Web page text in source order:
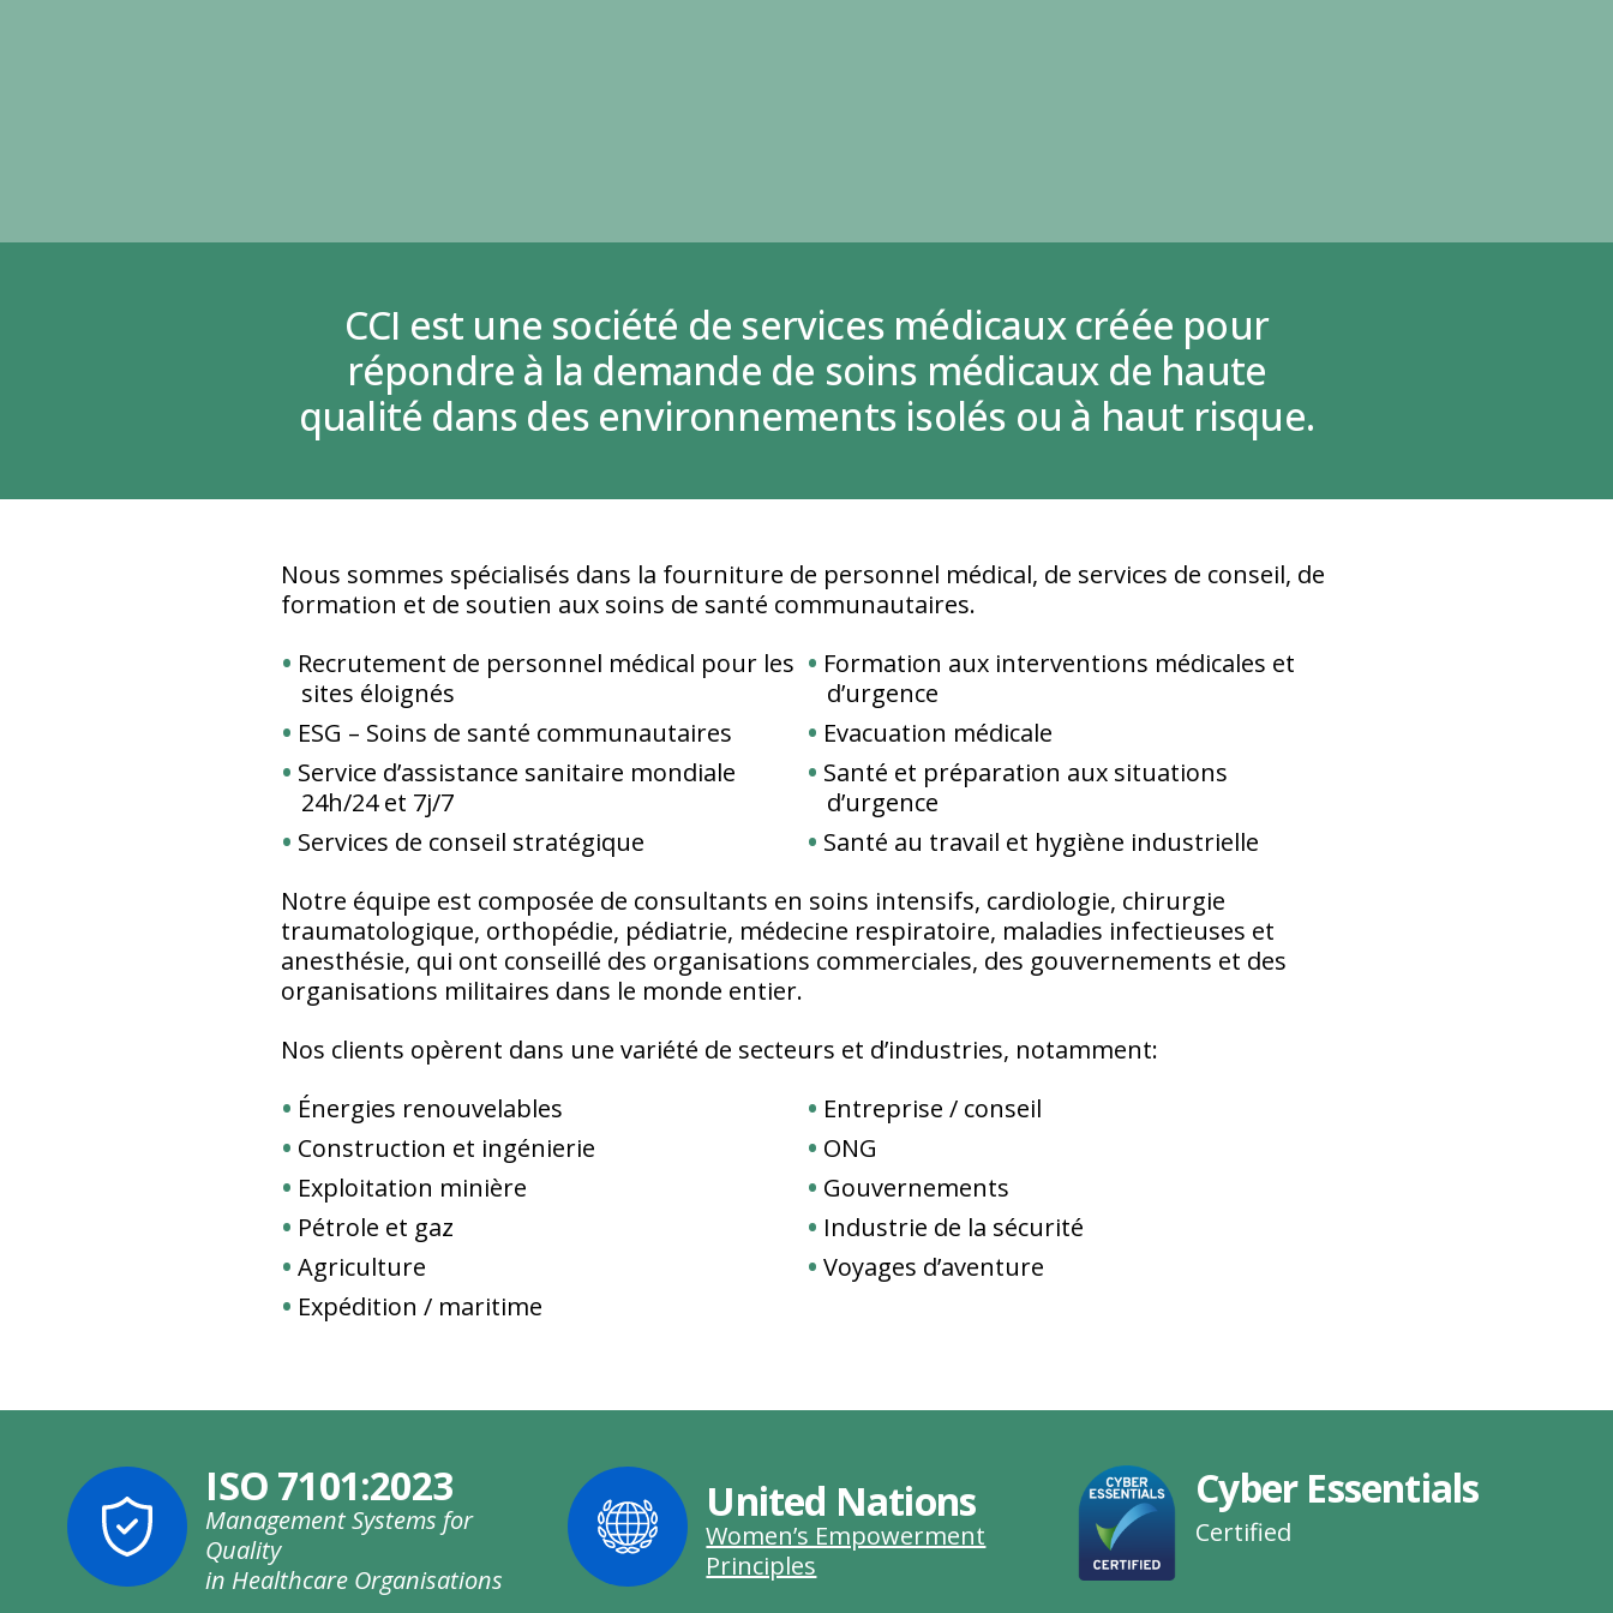
CCI est une société de services médicaux créée pour
répondre à la demande de soins médicaux de haute
qualité dans des environnements isolés ou à haut risque.
Nous sommes spécialisés dans la fourniture de personnel médical, de services de conseil, de
formation et de soutien aux soins de santé communautaires.
Recrutement de personnel médical pour les
sites éloignés
ESG – Soins de santé communautaires
Service d’assistance sanitaire mondiale
24h/24 et 7j/7
Services de conseil stratégique
Formation aux interventions médicales et
d’urgence
Evacuation médicale
Santé et préparation aux situations
d’urgence
Santé au travail et hygiène industrielle
Notre équipe est composée de consultants en soins intensifs, cardiologie, chirurgie
traumatologique, orthopédie, pédiatrie, médecine respiratoire, maladies infectieuses et
anesthésie, qui ont conseillé des organisations commerciales, des gouvernements et des
organisations militaires dans le monde entier.
Nos clients opèrent dans une variété de secteurs et d’industries, notamment:
Énergies renouvelables
Construction et ingénierie
Exploitation minière
Pétrole et gaz
Agriculture
Expédition / maritime
Entreprise / conseil
ONG
Gouvernements
Industrie de la sécurité
Voyages d’aventure
ISO 7101:2023
Management Systems for
Quality
in Healthcare Organisations
United Nations
Women’s Empowerment
Principles
Cyber Essentials
Certified